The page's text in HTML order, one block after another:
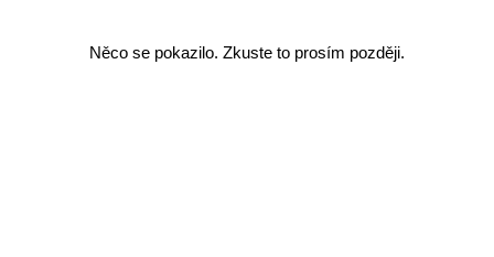
Něco se pokazilo. Zkuste to prosím později.